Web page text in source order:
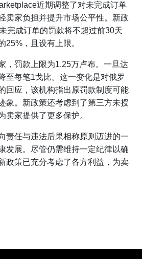
近期调整了对未完成订单
卖家负担并提升市场公平性。新政
完成订单的罚款将不超过前30天
25%，且设有上限。
，罚款上限为1.25万卢布。一旦达
至每笔1戈比。这一变化是对俄罗
回应，该机构指出原罚款制度可能
象。新政策还考虑到了第三方未授
卖家提供了更多保护。
责任与违法后果相称原则迈进的一
发展。尽管仍需维持一定纪律以确
政策已充分考虑了各方利益，为卖